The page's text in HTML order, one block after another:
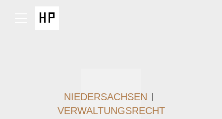
NIEDERSACHSEN
VERWALTUNGSRECHT